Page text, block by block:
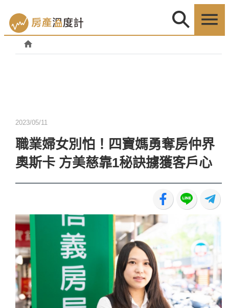
2023/05/11
職業婦女別怕！四寶媽勇奪房仲界
奧斯卡 方美慈靠1秘訣擄獲客戶心